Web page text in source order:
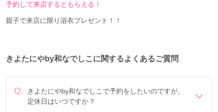
予約して来店するともらえる！
親子で来店に限り浴衣プレゼント！！
きよたにやby和なでしこに関するよくあるご質問
Q.
きよたにやby和なでしこで予約をしたいのですが、
定休日はいつですか？